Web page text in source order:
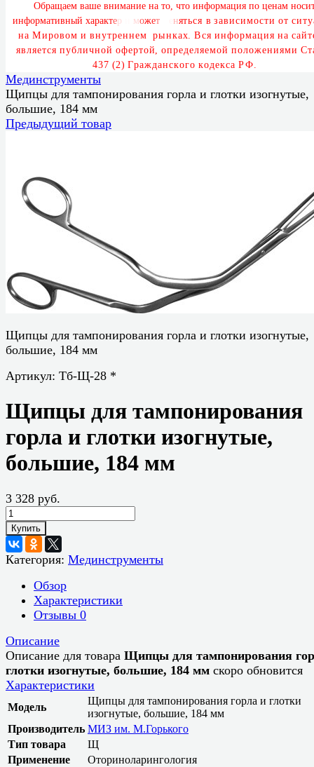
Обращаем ваше внимание на то, что информация по ценам носи
нформативный х арактер и ожет м яться в за висимости о т ситуац
Мировом и в нутреннем р ынках. В ся и нформация н а с айте
является публичной офертой, определяемой положениями Ст
437 (2) Гражданского кодекса РФ.
Мединструменты
Щипцы для тампонирования горла и глотки изогнутые,
большие, 184 мм
Предыдущий товар
Щипцы для тампонирования горла и глотки изогнутые,
большие, 184 мм
Артикул: Тб-Щ-28 *
Щипцы для тампонирования
горла и глотки изогнутые,
большие, 184 мм
3 328 руб.
Купить
Категория: Мединструменты
Обзор
Характеристики
Отзывы 0
Описание
Описание для товара Щипцы для тампонирования
глотки изогнутые, большие, 184 мм скоро обновится
Характеристики
Модель
Щипцы для тампонирования горла и глотки
изогнутые, большие, 184 мм
Производитель МИЗ им. М.Горького
Тип товара
Щ
Применение
Оториноларингология